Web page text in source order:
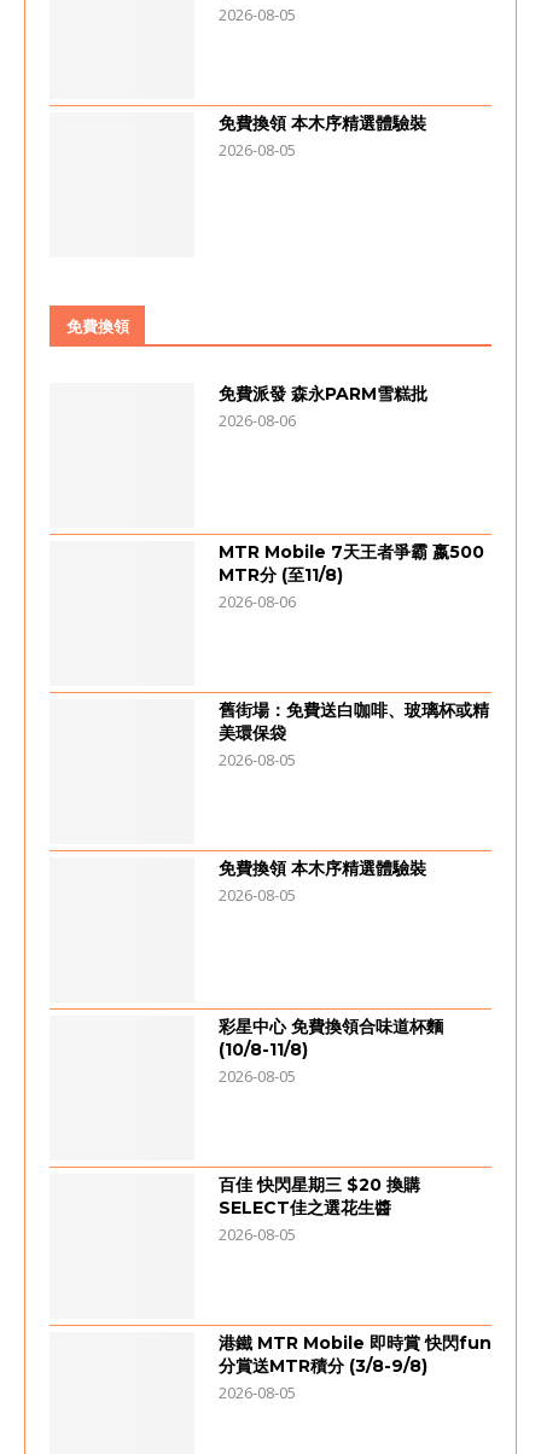
2026-08-05
免費換領 本木序精選體驗裝
2026-08-05
免費換領
免費派發 森永PARM雪糕批
2026-08-06
MTR Mobile 7天王者爭霸 嬴500
MTR分 (至11/8)
2026-08-06
舊街場：免費送白咖啡、玻璃杯或精
美環保袋
2026-08-05
免費換領 本木序精選體驗裝
2026-08-05
彩星中心 免費換領合味道杯麵
(10/8-11/8)
2026-08-05
百佳 快閃星期三 $20 換購
SELECT佳之選花生醬
2026-08-05
港鐵 MTR Mobile 即時賞 快閃fun
分賞送MTR積分 (3/8-9/8)
2026-08-05